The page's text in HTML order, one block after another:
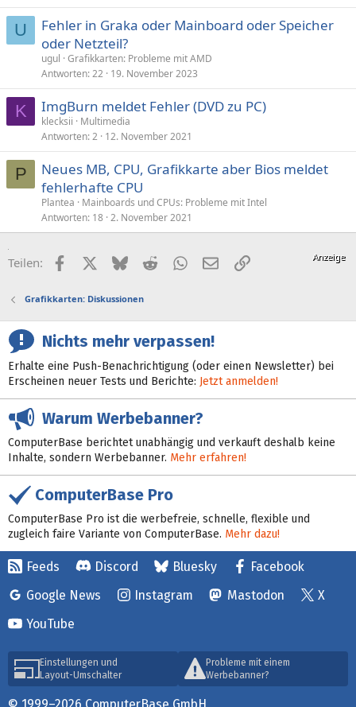
U
Fehler in Graka oder Mainboard oder Speicher
oder Netzteil?
ugul Grafikkarten: Probleme mit AMD
Antworten 22 19. November 2023
K ImgBurn meldet Fehler (DVD zu PC)
klecksii
Multimedia
Antworten 2 12. November 2021
P
Neues MB, CPU, Grafikkarte aber Bios meldet
fehlerhafte CPU
Plantea
Mainboards und CPUs: Probleme mit Intel
Antworten 18 2. November 2021
Teilen: FacebookX (Twitter)
BlueskyRedditWhatsApp
E-MailLink
Grafikkarten: Diskussionen
Nichts mehr verpassen!
Erhalte eine Push-Benachrichtigung (oder einen Newsletter) bei
Erscheinen neuer Tests und Berichte: Jetzt anmelden!
Warum Werbebanner?
ComputerBase berichtet unabhängig und verkauft deshalb keine
Inhalte, sondern Werbebanner. Mehr erfahren!
ComputerBase Pro
ComputerBase Pro ist die werbefreie, schnelle, flexible und
zugleich faire Variante von ComputerBase. Mehr dazu!
Feeds Discord Bluesky
Facebook
Google News
Instagram Mastodon
X
YouTube
Einstellungen und
Layout-Umschalter
Probleme mit einem
Werbebanner?
© 1999–2026 ComputerBase GmbH